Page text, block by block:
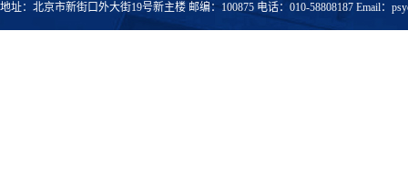
地址：北京市新街口外大街19号新主楼 邮编：100875 电话：010-58808187 Email：